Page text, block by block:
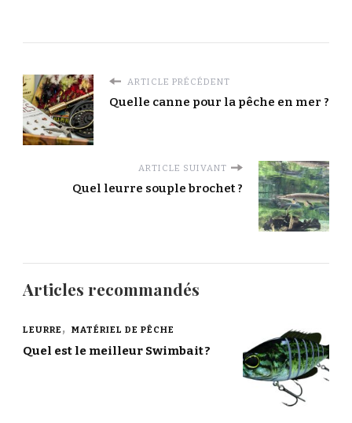
ARTICLE PRÉCÉDENT
Quelle canne pour la pêche en mer ?
ARTICLE SUIVANT
Quel leurre souple brochet ?
Articles recommandés
LEURRE MATÉRIEL DE PÊCHE
Quel est le meilleur Swimbait ?